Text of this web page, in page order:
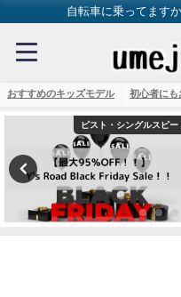
自転車に乗ってます
おすすめのキッズモデル 初心者にも
ピスト・シングルスピー